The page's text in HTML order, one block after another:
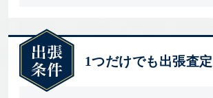
1つだけでも出張査定